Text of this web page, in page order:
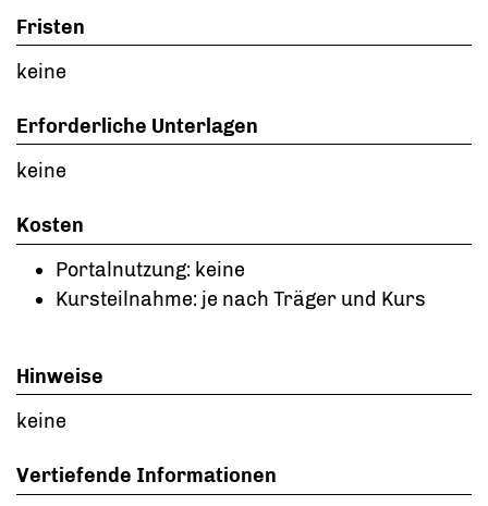
Fristen
keine
Erforderliche Unterlagen
keine
Kosten
Portalnutzung: keine
Kursteilnahme: je nach Träger und Kurs
Hinweise
keine
Vertiefende Informationen